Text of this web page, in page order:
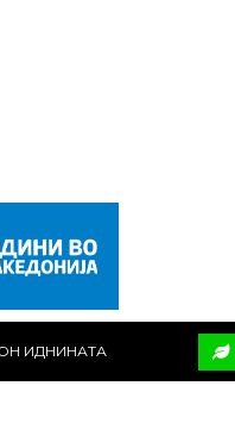
ИДНИНАТА